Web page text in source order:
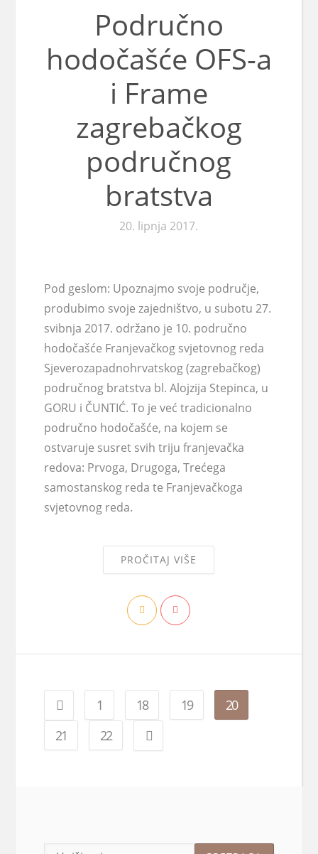
Područno
hodočašće OFS-a
i Frame
zagrebačkog
područnog
bratstva
20. lipnja 2017.
Pod geslom: Upoznajmo svoje područje,
produbimo svoje zajedništvo, u subotu 27.
svibnja 2017. održano je 10. područno
hodočašće Franjevačkog svjetovnog reda
Sjeverozapadnohrvatskog (zagrebačkog)
područnog bratstva bl. Alojzija Stepinca, u
GORU i ČUNTIĆ. To je već tradicionalno
područno hodočašće, na kojem se
ostvaruje susret svih triju franjevačka
redova: Prvoga, Drugoga, Trećega
samostanskog reda te Franjevačkoga
svjetovnog reda.
PROČITAJ VIŠE
1 18 19
20
21
22